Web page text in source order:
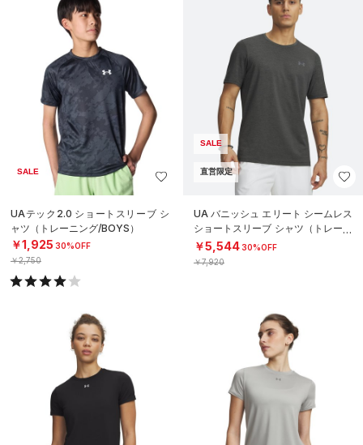
SALE
UAテック2.0 ショートスリーブ シ
ャツ（トレーニング/BOYS）
￥1,925 30%OFF
￥2,750
SALE
直営限定
UA バニッシュ エリート シームレス
ショートスリーブ シャツ（トレーニ
ング/MEN）
￥5,54430%OFF
￥7,920